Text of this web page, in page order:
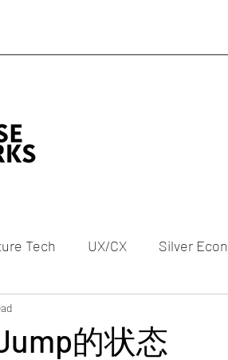
Tech UX/CX Silver
Culture
的状态